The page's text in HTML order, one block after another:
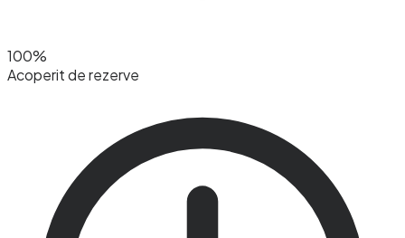
100%
Acoperit de rezerve